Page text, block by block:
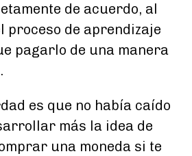
de acuerdo, al
proceso de aprendizaje
pagarlo de una manera
es que no había caído
más la idea de
una moneda si te